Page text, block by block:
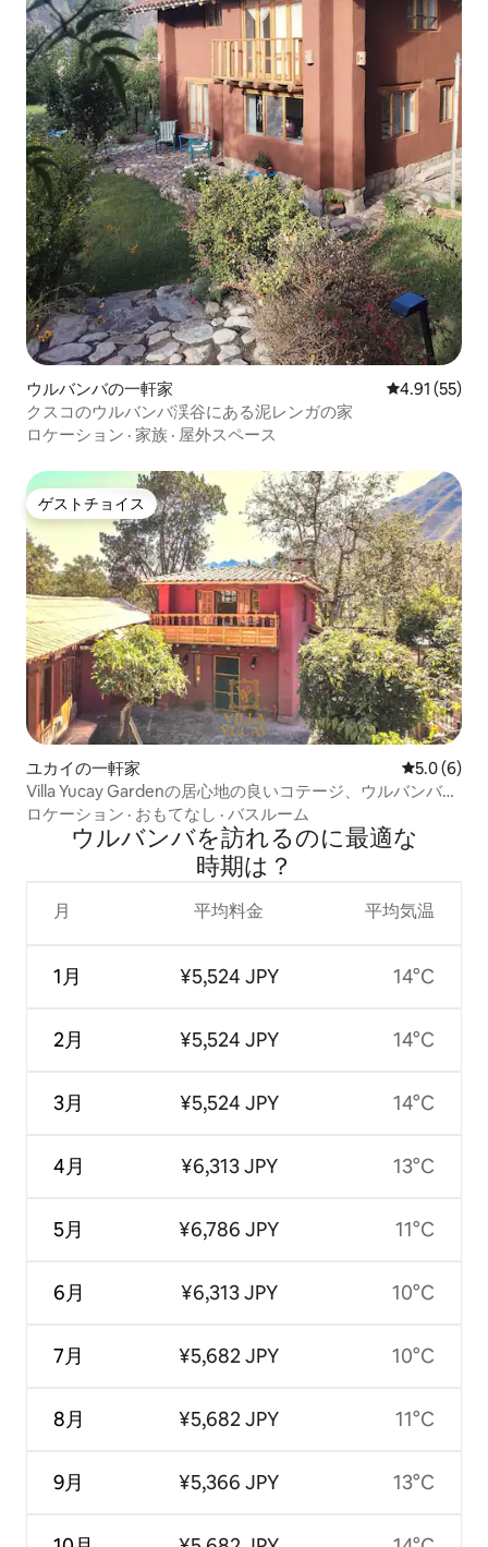
ウルバンバの一軒家 レビュー55
4.91 (55)
クスコのウルバンバ渓谷にある泥レンガの家
ロケーション · 家族 · 屋外スペース
ゲストチョイス
ゲストチョイス
ユカイの一軒家 レビュー6
5.0 (6)
Villa Yucay Gardenの居心地の良いコテージ、ウルバンバ、
バジェ
ロケーション · おもてなし · バスルーム
ウルバンバを訪⁠れ⁠るの⁠に最⁠適⁠な
時⁠期⁠は⁠？
月
1月
2月
3月
4月
5月
6月
7月
8月
9月
平均料金
¥5,524 JPY
¥5,524 JPY
¥5,524 JPY
¥6,313 JPY
¥6,786 JPY
¥6,313 JPY
¥5,682 JPY
¥5,682 JPY
¥5,366 JPY
平均気温
14°C
14°C
14°C
13°C
11°C
10°C
10°C
11°C
13°C